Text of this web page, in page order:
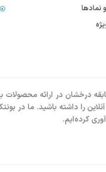
نمادها
را داشته باشید. ما در
کرده‌ایم.